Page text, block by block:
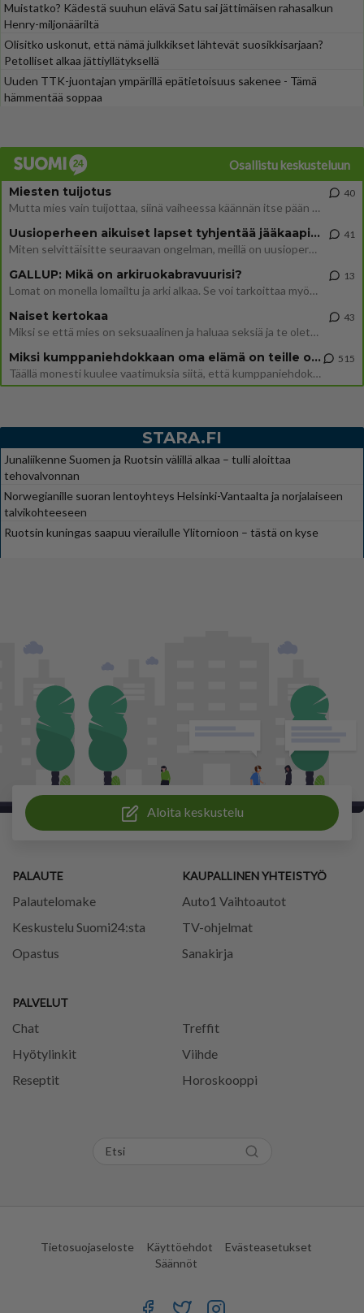
Muistatko? Kädestä suuhun elävä Satu sai jättimäisen rahasalkun
Henry-miljonääriltä
Olisitko uskonut, että nämä julkkikset lähtevät suosikkisarjaan?
Petolliset alkaa jättiyllätyksellä
Uuden TTK-juontajan ympärillä epätietoisuus sakenee - Tämä
hämmentää soppaa
Osallistu keskusteluun
Miesten tuijotus
Mutta mies vain tuijottaa, siinä vaiheessa käännän itse pään pois. Mikä juttu? Yleensä jos joku tuijottaa tai katsoo, hä
40
Uusioperheen aikuiset lapset tyhjentää jääkaapin käydessään
Miten selvittäisitte seuraavan ongelman, meillä on uusioperhe, minulla teini-ikäiset lapset ja puolisolla aikuiset, jotk
41
GALLUP: Mikä on arkiruokabravuurisi?
Lomat on monella lomailtu ja arki alkaa. Se voi tarkoittaa myös sitä, että grillailut on grillattu ja palataan arjen ruo
13
Naiset kertokaa
Miksi se että mies on seksuaalinen ja haluaa seksiä ja te olette hänen mielestänne haluttava on vastenmielistä? Mikä sii
43
Miksi kumppaniehdokkaan oma elämä on teille ongelma?
Täällä monesti kuulee vaatimuksia siitä, että kumppaniehdokkaalla ei saisi olla lemmikkejä, lapsia, kavereita, eksiä, su
515
STARA.FI
Junaliikenne Suomen ja Ruotsin välillä alkaa – tulli aloittaa
tehovalvonnan
Norwegianille suoran lentoyhteys Helsinki-Vantaalta ja norjalaiseen
talvikohteeseen
Ruotsin kuningas saapuu vierailulle Ylitornioon – tästä on kyse
Aloita keskustelu
PALAUTE
Palautelomake
Keskustelu Suomi24:sta
Opastus
PALVELUT
Chat
Treffit
Hyötylinkit
Viihde
Reseptit
Horoskooppi
KAUPALLINEN YHTEISTYÖ
Auto1 Vaihtoautot
TV-ohjelmat
Sanakirja
Tietosuojaseloste Käyttöehdot
Evästeasetukset
Säännöt